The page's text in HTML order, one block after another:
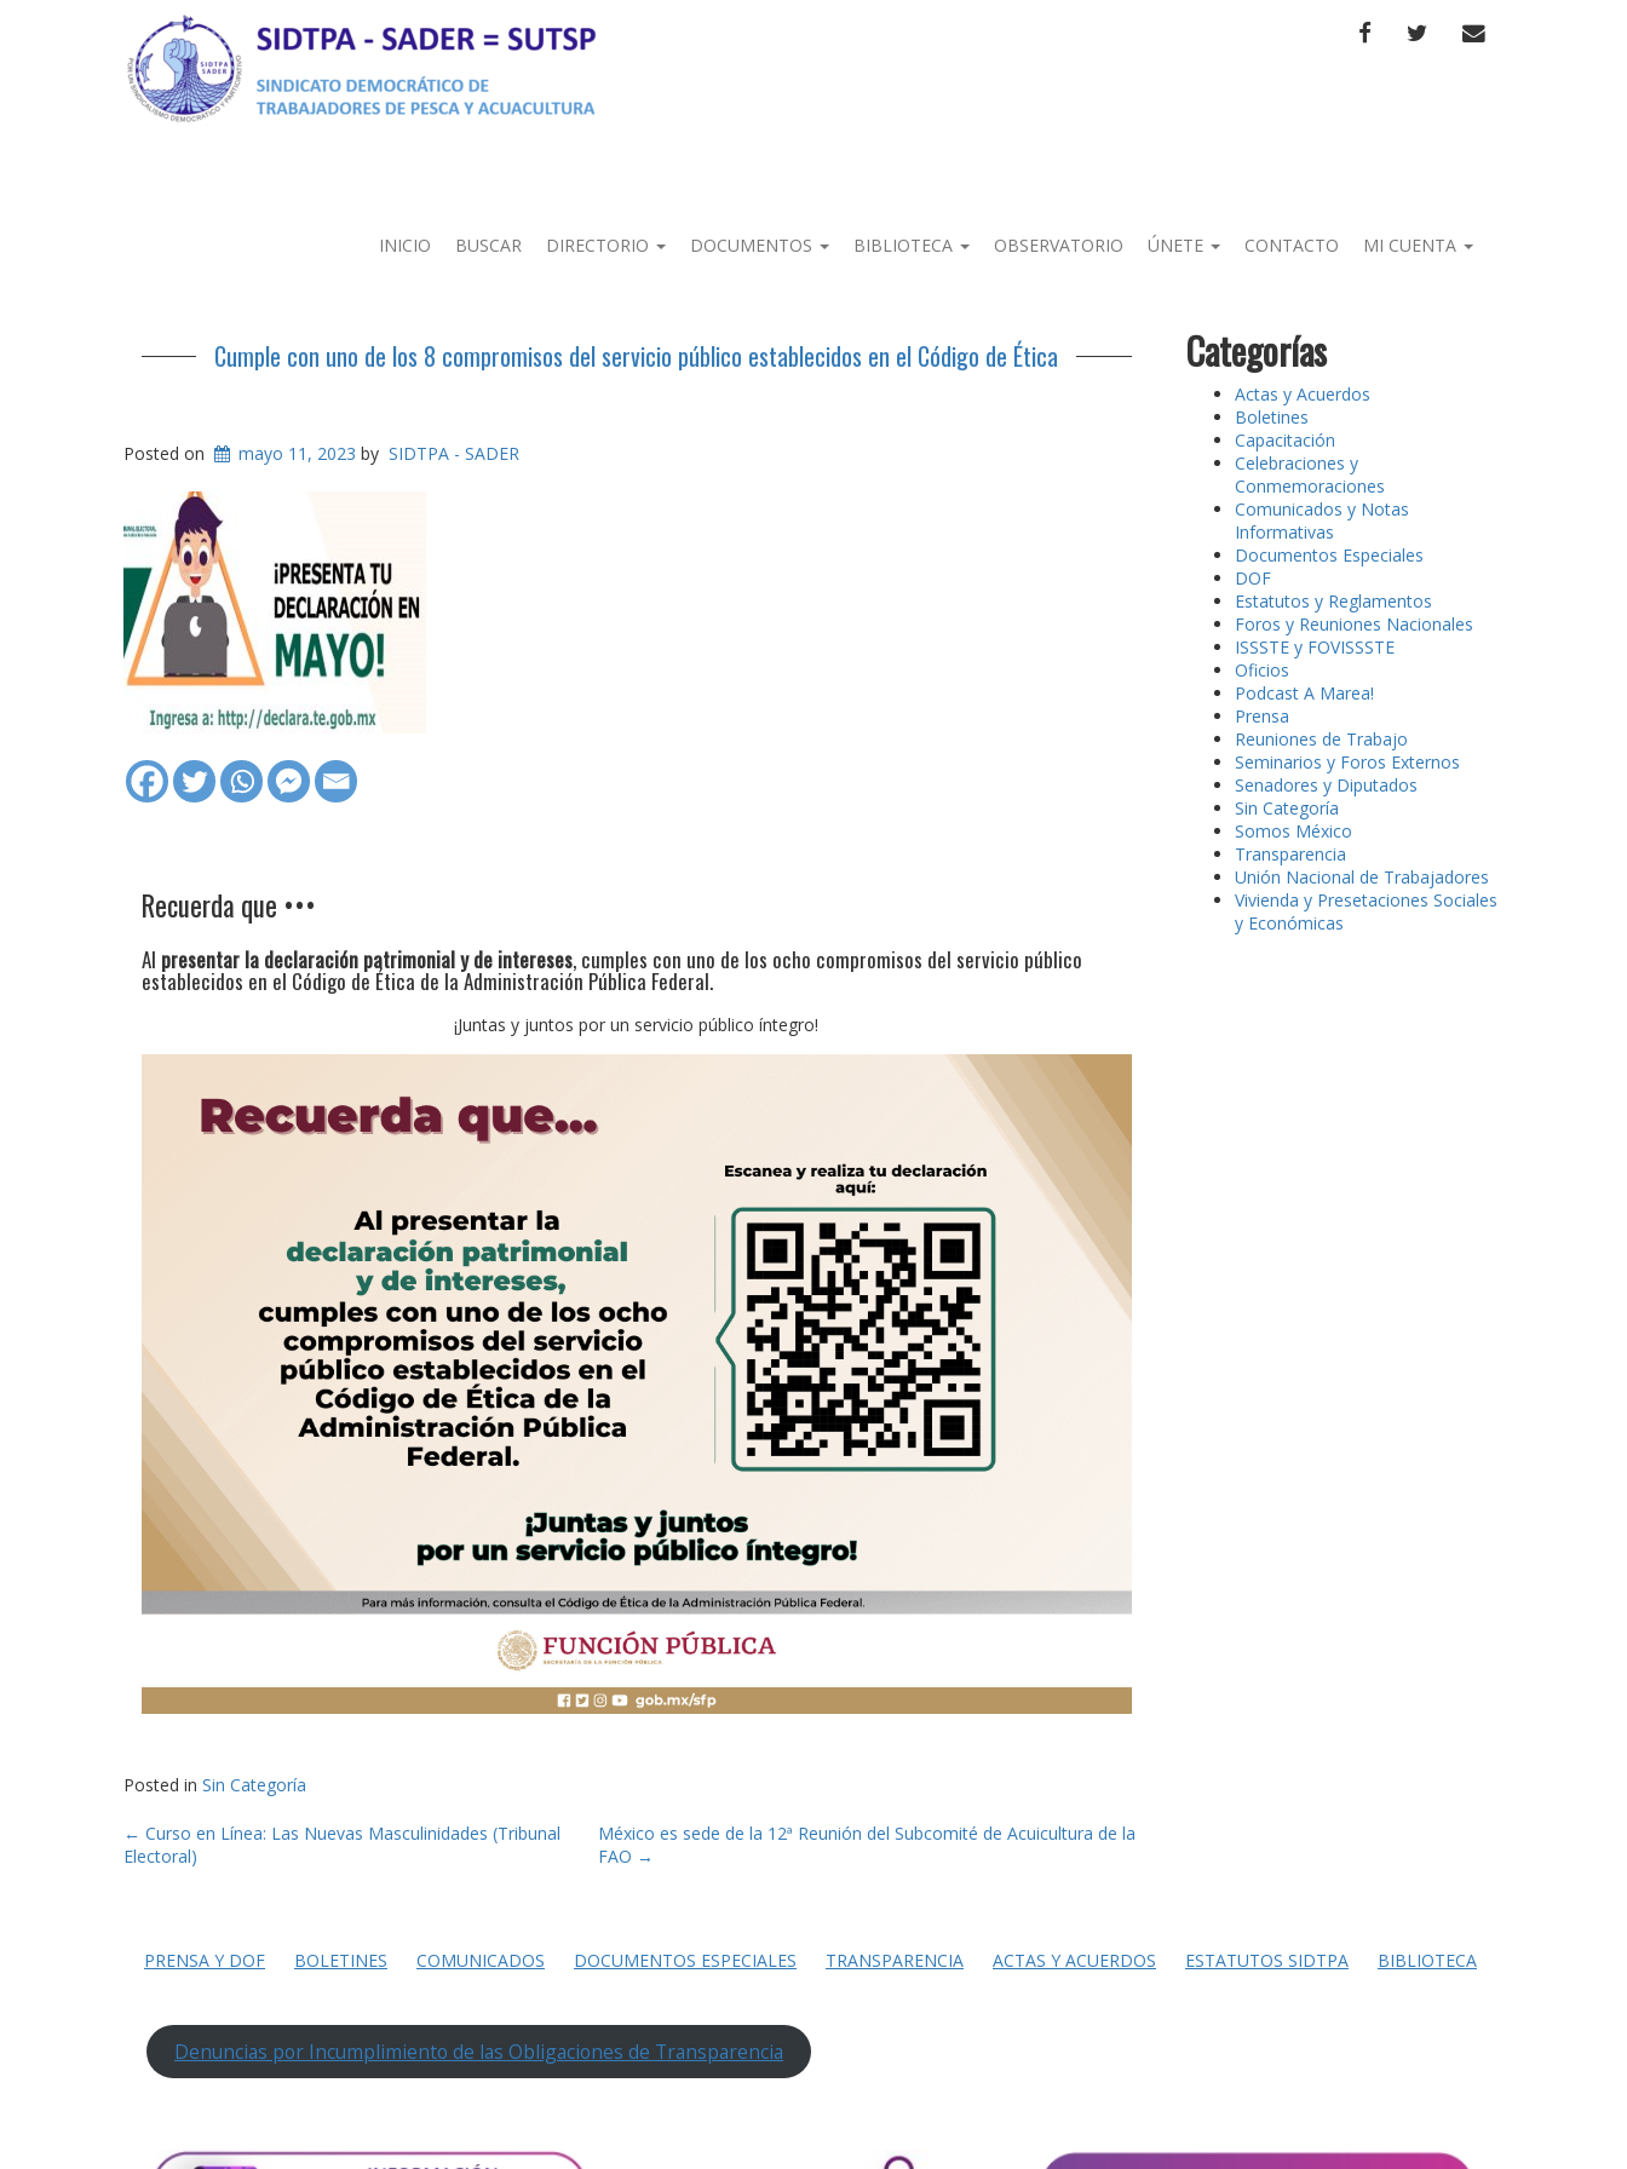
FACEBOOKTWITTERCORREO
INICIO BUSCAR DIRECTORIO DOCUMENTOS BIBLIOTECA OBSERVATORIO ÚNETE CONTACTO MI CUENTA
Cumple con uno de los 8 compromisos del servicio público establecidos en el Código de Ética
Posted on mayo 11, 2023 by SIDTPA - SADER
Recuerda que •••
Al presentar la declaración patrimonial y de intereses, cumples con uno de los ocho compromisos del servicio público
establecidos en el Código de Ética de la Administración Pública Federal.
¡Juntas y juntos por un servicio público íntegro!
Posted in Sin Categoría
Post
navigation
← Curso en Línea: Las Nuevas Masculinidades (Tribunal
Electoral)
México es sede de la 12ª Reunión del Subcomité de Acuicultura de la
FAO →
Categorías
Actas y Acuerdos
Boletines
Capacitación
Celebraciones y
Conmemoraciones
Comunicados y Notas
Informativas
Documentos Especiales
DOF
Estatutos y Reglamentos
Foros y Reuniones Nacionales
ISSSTE y FOVISSSTE
Oficios
Podcast A Marea!
Prensa
Reuniones de Trabajo
Seminarios y Foros Externos
Senadores y Diputados
Sin Categoría
Somos México
Transparencia
Unión Nacional de Trabajadores
Vivienda y Presetaciones Sociales
y Económicas
PRENSA Y DOF BOLETINES COMUNICADOS DOCUMENTOS ESPECIALES TRANSPARENCIA ACTAS Y ACUERDOS ESTATUTOS SIDTPA BIBLIOTECA
Denuncias por Incumplimiento de las Obligaciones de Transparencia